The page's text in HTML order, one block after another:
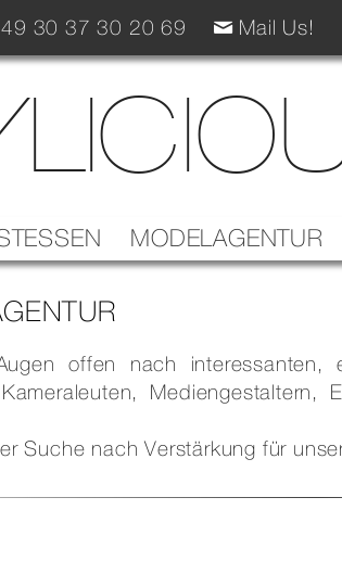
30 37 30 20 69 Mail Us!
MODELAGENTUR
offen nach interessanten,
Suche nach Verstärkung für